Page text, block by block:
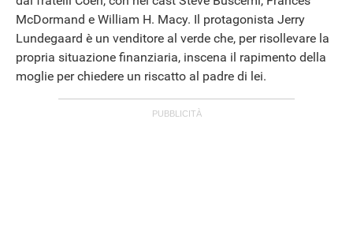
McDormand e William H. Macy. Il protagonista Jerry
Lundegaard è un venditore al verde che, per risollevare la
propria situazione finanziaria, inscena il rapimento della
moglie per chiedere un riscatto al padre di lei.